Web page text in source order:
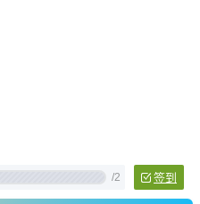
计算、Linux
/2 签到